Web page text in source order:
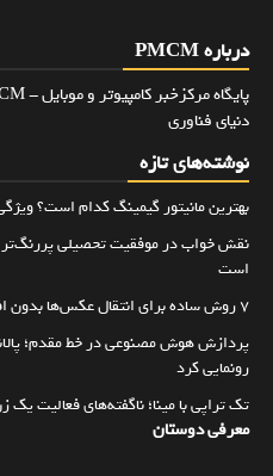
درباره PMCM
دنیای فناوری
نوشته‌های تازه
بهترین مانیتور گیمینگ کدام است؟ ویژگی‌های
نقش خواب در موفقیت تحصیلی پررنگ‌تر
است
۷ روش ساده برای انتقال عکس‌ها بدون افت کیفیت
پردازش هوش مصنوعی در خط مقدم؛
رونمایی کرد
تک تراپی با مینا؛ ناگفته‌های فعالیت
معرفی دوستان